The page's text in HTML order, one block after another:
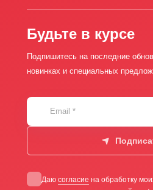
Будьте в курсе
Подпишитесь на последние
новинках и специальных
Email *
Даю согласие на обработку